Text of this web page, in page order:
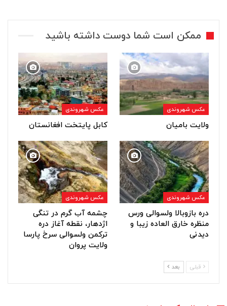
ممکن است شما دوست داشته باشید
عکس شهروندی
ولایت بامیان
عکس شهروندی
کابل پایتخت افغانستان
عکس شهروندی
دره بازوبالا ولسوالی ورس
منظره خارق العاده زیبا و
دیدنی
عکس شهروندی
چشمه آب گرم در تنگی
اژدهار، نقطه آغاز دره
ترکمن ولسوالی سرخ پارسا
ولایت پروان
قبلی بعد